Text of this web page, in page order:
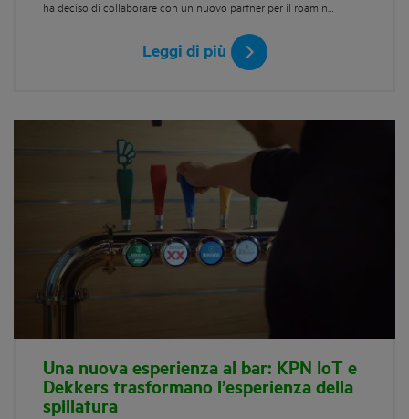
ha deciso di collaborare con un nuovo partner per il roamin…
Leggi di più
Una nuova esperienza al bar: KPN IoT e
Dekkers trasformano l’esperienza della
spillatura